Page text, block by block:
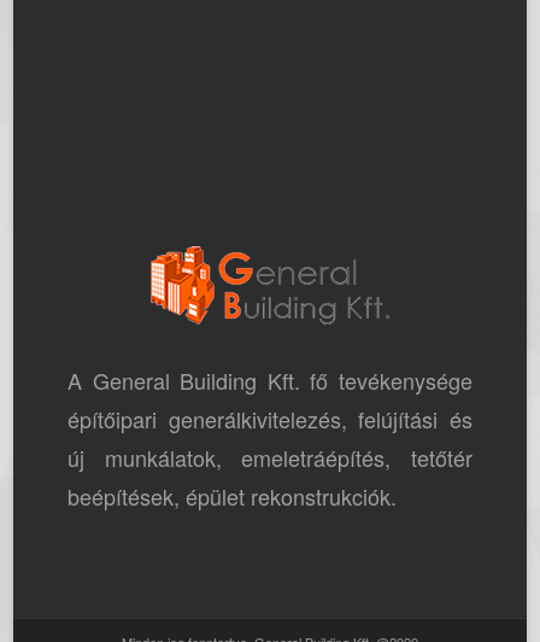
A General Building Kft. fő tevékenysége
építőipari generálkivitelezés, felújítási és
új munkálatok, emeletráépítés, tetőtér
beépítések, épület rekonstrukciók.